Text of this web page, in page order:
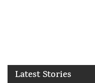
Latest Stories